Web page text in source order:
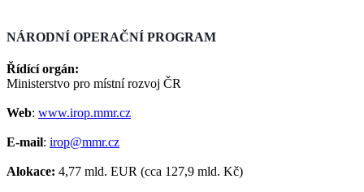
NÁRODNÍ OPERAČNÍ PROGRAM
Řídící orgán:
Ministerstvo pro místní rozvoj ČR
Web: www.irop.mmr.cz
E-mail: irop@mmr.cz
Alokace: 4,77 mld. EUR (cca 127,9 mld. Kč)